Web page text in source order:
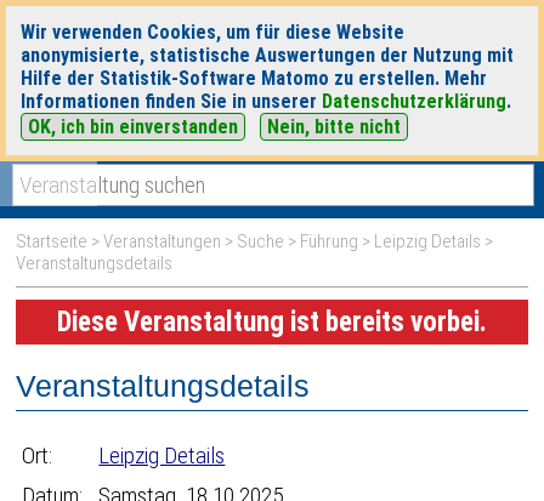
Wir verwenden Cookies, um für diese Website
anonymisierte, statistische Auswertungen der Nutzung mit
Hilfe der Statistik-Software Matomo zu erstellen. Mehr
Informationen finden Sie in unserer Datenschutzerklärung.
OK, ich bin einverstanden
Nein, bitte nicht
heute|morgen|
Startseite >Veranstaltungen > Suche > Führung > Leipzig Details >
Veranstaltungsdetails
Diese Veranstaltung ist bereits vorbei.
Veranstaltungsdetails
Ort:
Leipzig Details